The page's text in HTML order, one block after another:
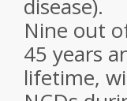
disease).
Nine out
45 years
lifetime,